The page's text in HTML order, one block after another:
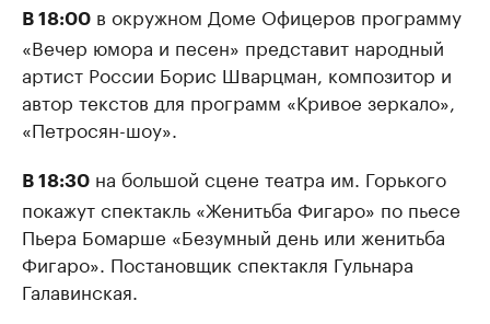
В 18:00 в окружном Доме Офицеров программу
«Вечер юмора и песен» представит народный
артист России Борис Шварцман, композитор и
автор текстов для программ «Кривое зеркало»,
«Петросян-шоу».
В 18:30 на большой сцене театра им. Горького
покажут спектакль «Женитьба Фигаро» по пьесе
Пьера Бомарше «Безумный день или женитьба
Фигаро». Постановщик спектакля Гульнара
Галавинская.